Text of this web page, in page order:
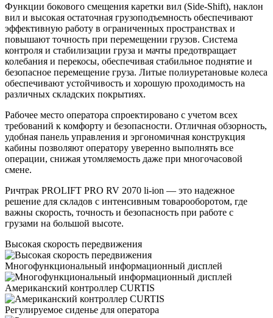
Функции бокового смещения каретки вил (Side-Shift), наклон
вил и высокая остаточная грузоподъемность обеспечивают
эффективную работу в ограниченных пространствах и
повышают точность при перемещении грузов. Система
контроля и стабилизации груза и мачты предотвращает
колебания и перекосы, обеспечивая стабильное поднятие и
безопасное перемещение груза. Литые полиуретановые колеса
обеспечивают устойчивость и хорошую проходимость на
различных складских покрытиях.
Рабочее место оператора спроектировано с учетом всех
требований к комфорту и безопасности. Отличная обзорность,
удобная панель управления и эргономичная конструкция
кабины позволяют оператору уверенно выполнять все
операции, снижая утомляемость даже при многочасовой
смене.
Ричтрак PROLIFT PRO RV 2070 li-ion — это надежное
решение для складов с интенсивным товарооборотом, где
важны скорость, точность и безопасность при работе с
грузами на большой высоте.
Высокая скорость передвижения
Многофункциональный информационный дисплей
Американский контроллер CURTIS
Регулируемое сиденье для оператора